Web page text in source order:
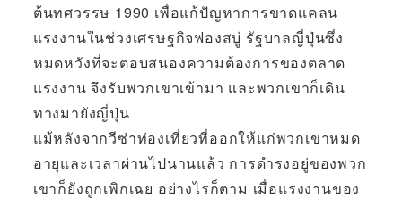
ต้นทศวรรษ 1990 เพื่อแก้ปัญหาการขาดแคลน
แรงงานในช่วงเศรษฐกิจฟองสบู่ รัฐบาลญี่ปุ่นซึ่ง
หมดหวังที่จะตอบสนองความต้องการของตลาด
แรงงาน จึงรับพวกเขาเข้ามา และพวกเขาก็เดิน
ทางมายังญี่ปุ่น
แม้หลังจากวีซ่าท่องเที่ยวที่ออกให้แก่พวกเขาหมด
อายุและเวลาผ่านไปนานแล้ว การดำรงอยู่ของพวก
เขาก็ยังถูกเพิกเฉย อย่างไรก็ตาม เมื่อแรงงานของ